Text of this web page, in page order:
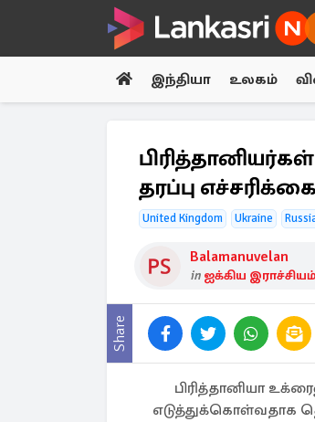
இந்தியா உலகம்
தரப்பு எச்சரிக்கை
United Kingdom Ukraine
Balamanuvelan
in ஐக்கிய இராச்சியம்
Share
பிரித்தானியா
எடுத்துக்கொள்வதாக